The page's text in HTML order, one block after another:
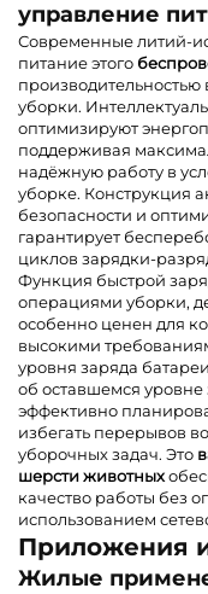
управление
Современные литий-
питание этого
уборки.
оптимизируют
поддерживая
надёжную работу в
уборке. Конструкция
безопасности и
гарантирует
циклов зарядки-
Функция быстрой
операциями уборки,
особенно ценен для
высокими
уровня заряда
об оставшемся уровне
эффективно
избегать перерывов
уборочных задач. Это
шерсти животных
качество работы без
использованием
Приложения
Жилые